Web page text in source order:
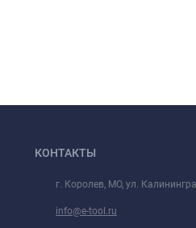
КОНТАКТЫ
г. Королев, МО, ул.
info@e-tool.ru